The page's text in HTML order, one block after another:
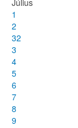
Július
1
2
32
3
4
5
6
7
8
9